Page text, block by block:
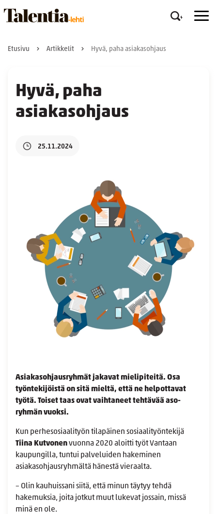
Etusivu Artikkelit Hyvä, paha asiakasohjaus
Hyvä, paha
asiakasohjaus
25.11.2024
Asiakasohjausryhmät jakavat mielipiteitä. Osa
työntekijöistä on sitä mieltä, että ne helpottavat
työtä. Toiset taas ovat vaihtaneet tehtävää aso-
ryhmän vuoksi.
Kun perhesosiaalityön tilapäinen sosiaalityöntekijä
Tiina Kutvonenvuonna 2020 aloitti työt Vantaan
kaupungilla, tuntui palveluiden hakeminen
asiakasohjausryhmältä hänestä vieraalta.
– Olin kauhuissani siitä, että minun täytyy tehdä
hakemuksia, joita jotkut muut lukevat jossain, missä
minä en ole.